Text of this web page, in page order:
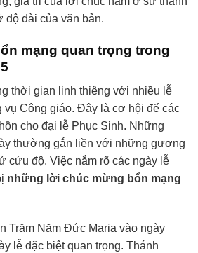
độ dài của văn bản.
mạng quan trọng trong
thời gian linh thiêng với nhiều lễ
vụ Công giáo. Đây là cơ hội để các
cho đại lễ Phục Sinh. Những
thường gắn liền với những gương
cứu độ. Việc nắm rõ các ngày lễ
những lời chúc mừng bổn mạng
Trăm Năm Đức Maria vào ngày
lễ đặc biệt quan trọng. Thánh